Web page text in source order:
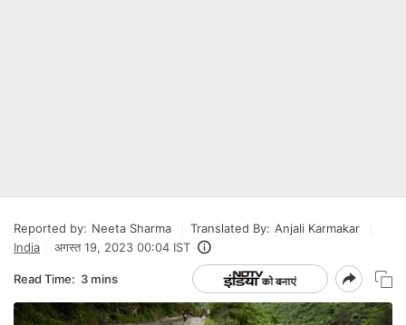
Reported by: Neeta Sharma Translated By: Anjali Karmakar
India
अगस्त 19, 2023 00:04 IST
Read Time: 3 mins